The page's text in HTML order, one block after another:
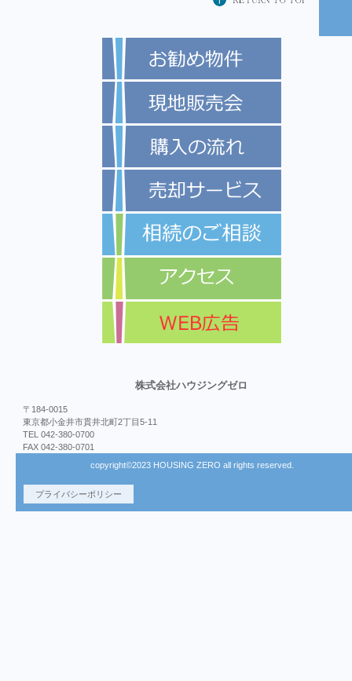
株式会社ハウジングゼロ
〒184-0015
東京都小金井市貫井北町2丁目5-11
TEL 042-380-0700
FAX 042-380-0701
copyright©2023 HOUSING ZERO all rights reserved.
プライバシーポリシー